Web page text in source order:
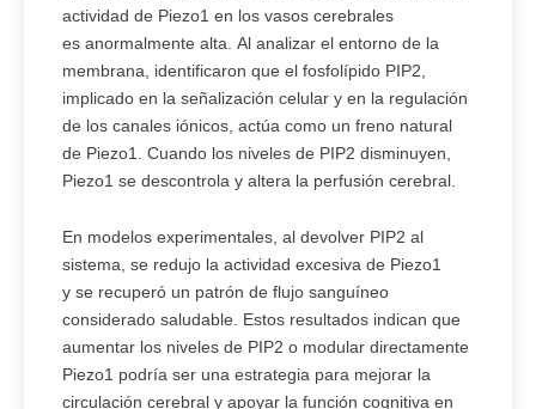
actividad de Piezo1 en los vasos cerebrales
es anormalmente alta. Al analizar el entorno de la
membrana, identificaron que el fosfolípido PIP2,
implicado en la señalización celular y en la regulación
de los canales iónicos, actúa como un freno natural
de Piezo1. Cuando los niveles de PIP2 disminuyen,
Piezo1 se descontrola y altera la perfusión cerebral.
En modelos experimentales, al devolver PIP2 al
sistema, se redujo la actividad excesiva de Piezo1
y se recuperó un patrón de flujo sanguíneo
considerado saludable. Estos resultados indican que
aumentar los niveles de PIP2 o modular directamente
Piezo1 podría ser una estrategia para mejorar la
circulación cerebral y apoyar la función cognitiva en